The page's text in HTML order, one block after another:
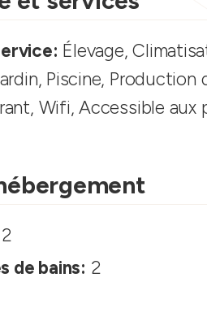
Élevage,
Piscine, Production
Wifi, Accessible aux
2
de bains: 2